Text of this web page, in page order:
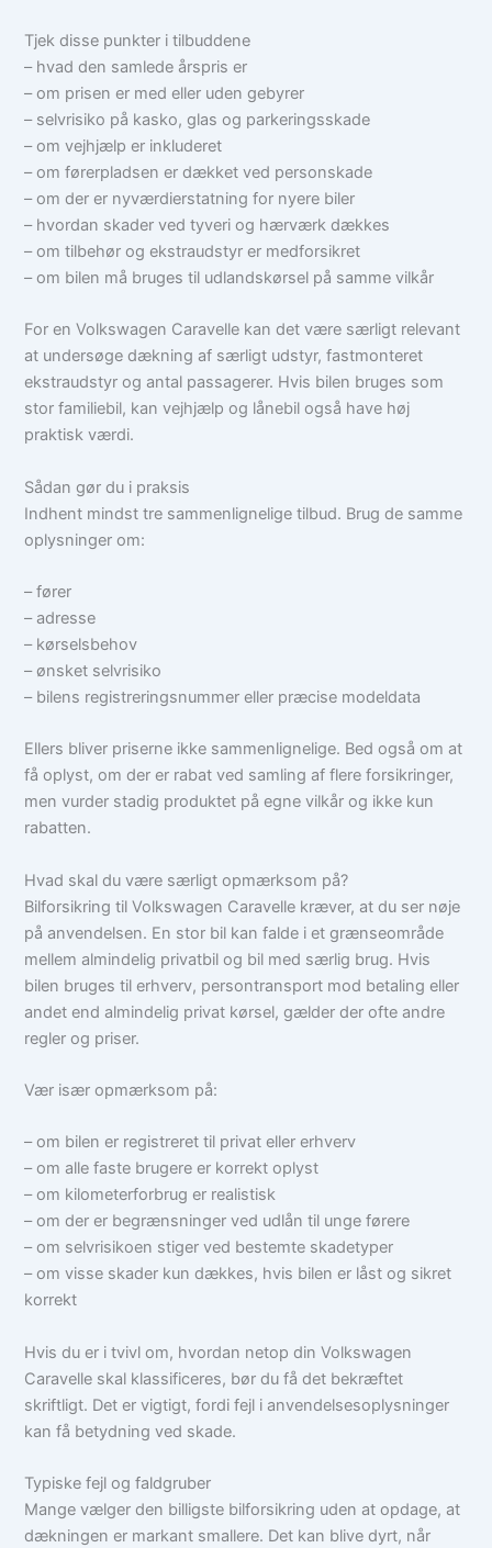
Tjek disse punkter i tilbuddene
– hvad den samlede årspris er
– om prisen er med eller uden gebyrer
– selvrisiko på kasko, glas og parkeringsskade
– om vejhjælp er inkluderet
– om førerpladsen er dækket ved personskade
– om der er nyværdierstatning for nyere biler
– hvordan skader ved tyveri og hærværk dækkes
– om tilbehør og ekstraudstyr er medforsikret
– om bilen må bruges til udlandskørsel på samme vilkår
For en Volkswagen Caravelle kan det være særligt relevant
at undersøge dækning af særligt udstyr, fastmonteret
ekstraudstyr og antal passagerer. Hvis bilen bruges som
stor familiebil, kan vejhjælp og lånebil også have høj
praktisk værdi.
Sådan gør du i praksis
Indhent mindst tre sammenlignelige tilbud. Brug de samme
oplysninger om:
– fører
– adresse
– kørselsbehov
– ønsket selvrisiko
– bilens registreringsnummer eller præcise modeldata
Ellers bliver priserne ikke sammenlignelige. Bed også om at
få oplyst, om der er rabat ved samling af flere forsikringer,
men vurder stadig produktet på egne vilkår og ikke kun
rabatten.
Hvad skal du være særligt opmærksom på?
Bilforsikring til Volkswagen Caravelle kræver, at du ser nøje
på anvendelsen. En stor bil kan falde i et grænseområde
mellem almindelig privatbil og bil med særlig brug. Hvis
bilen bruges til erhverv, persontransport mod betaling eller
andet end almindelig privat kørsel, gælder der ofte andre
regler og priser.
Vær især opmærksom på:
– om bilen er registreret til privat eller erhverv
– om alle faste brugere er korrekt oplyst
– om kilometerforbrug er realistisk
– om der er begrænsninger ved udlån til unge førere
– om selvrisikoen stiger ved bestemte skadetyper
– om visse skader kun dækkes, hvis bilen er låst og sikret
korrekt
Hvis du er i tvivl om, hvordan netop din Volkswagen
Caravelle skal klassificeres, bør du få det bekræftet
skriftligt. Det er vigtigt, fordi fejl i anvendelsesoplysninger
kan få betydning ved skade.
Typiske fejl og faldgruber
Mange vælger den billigste bilforsikring uden at opdage, at
dækningen er markant smallere. Det kan blive dyrt, når